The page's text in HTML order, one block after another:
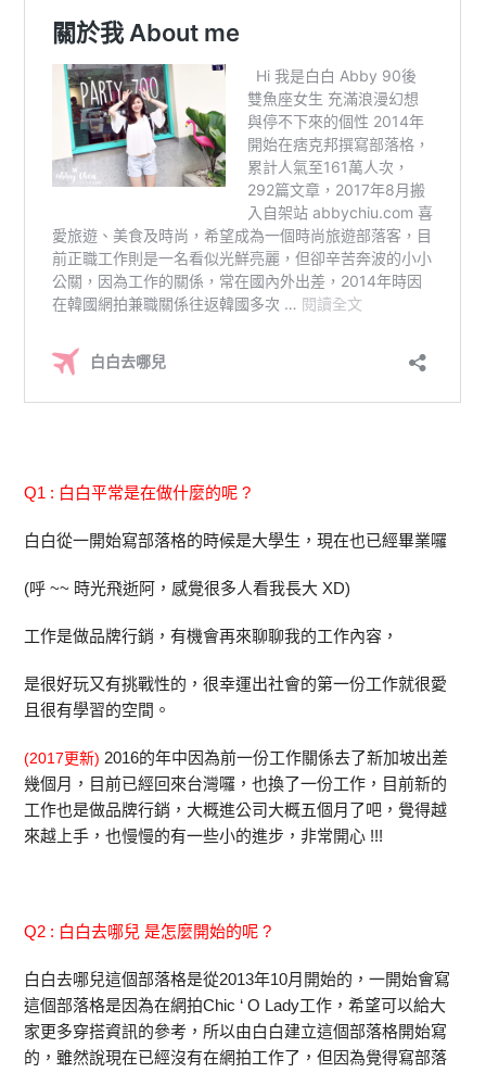
Q1 : 白白平常是在做什麼的呢 ?
白白從一開始寫部落格的時候是大學生，現在也已經畢業囉
(呼 ~~ 時光飛逝阿，感覺很多人看我長大 XD)
工作是做品牌行銷，有機會再來聊聊我的工作內容，
是很好玩又有挑戰性的，很幸運出社會的第一份工作就很愛
且很有學習的空間。
(2017更新)2016的年中因為前一份工作關係去了新加坡出差
幾個月，目前已經回來台灣囉，也換了一份工作，目前新的
工作也是做品牌行銷，大概進公司大概五個月了吧，覺得越
來越上手，也慢慢的有一些小的進步，非常開心 !!!
Q2 : 白白去哪兒 是怎麼開始的呢 ?
白白去哪兒這個部落格是從2013年10月開始的，一開始會寫
這個部落格是因為在網拍Chic ‘ O Lady工作，希望可以給大
家更多穿搭資訊的參考，所以由白白建立這個部落格開始寫
的，雖然說現在已經沒有在網拍工作了，但因為覺得寫部落